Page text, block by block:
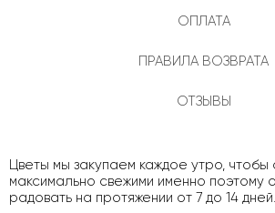
ОПЛАТА
ПРАВИЛА ВОЗВРАТА
ОТЗЫВЫ
Цветы мы закупаем каждое утро, чтобы
максимально свежими именно поэтому
радовать на протяжении от 7 до 14 дней.